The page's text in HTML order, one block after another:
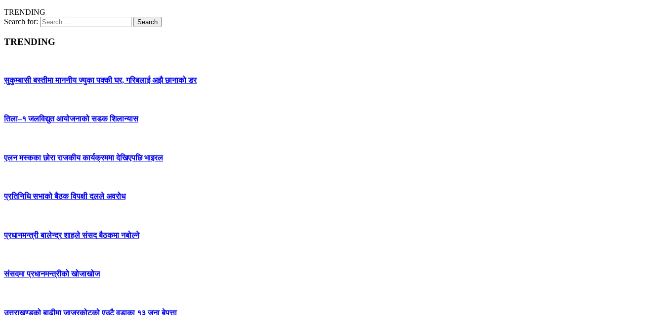
TRENDING
Search for:
TRENDING
सुकुम्बासी बस्तीमा माननीय ज्युका पक्की घर, गरिबलाई अझै छानाको डर
तिला–१ जलविद्युत आयोजनाको सडक शिलान्यास
एलन मस्कका छोरा राजकीय कार्यक्रममा देखिएपछि भाइरल
प्रतिनिधि सभाको बैठक विपक्षी दलले अवरोध
प्रधानमन्त्री बालेन्द्र शाहले संसद बैठकमा नबोल्ने
संसदमा प्रधानमन्त्रीको खोजाखोज
उत्तराखण्डको बाढीमा जाजरकोटको एउटै वडाका १३ जना बेपत्ता